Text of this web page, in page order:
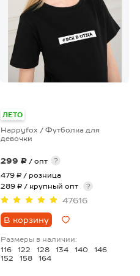
ЛЕТО
Happyfox / Футболка для
девочки
299 ₽ / опт
?
479 ₽ / розница
289 ₽ / крупный опт
?
47616
В корзину
Размеры в наличии:
116
122 128 134 140
146
152
158 164